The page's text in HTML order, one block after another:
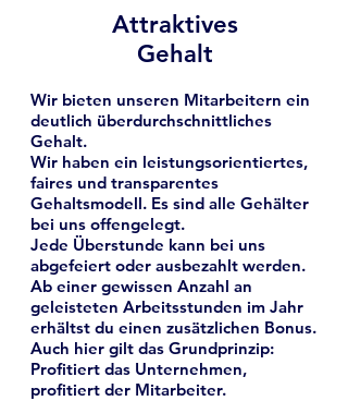
Attraktives
Gehalt
Wir bieten unseren Mitarbeitern ein
deutlich überdurchschnittliches
Gehalt.
Wir haben ein leistungsorientiertes,
faires und transparentes
Gehaltsmodell. Es sind alle Gehälter
bei uns offengelegt.
Jede Überstunde kann bei uns
abgefeiert oder ausbezahlt werden.
Ab einer gewissen Anzahl an
geleisteten Arbeitsstunden im Jahr
erhältst du einen zusätzlichen Bonus.
Auch hier gilt das Grundprinzip:
Profitiert das Unternehmen,
profitiert der Mitarbeiter.